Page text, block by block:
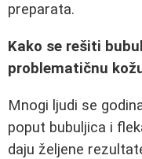
preparata.
Kako se rešiti
problematičnu
Mnogi ljudi se
poput bubuljica i
daju željene